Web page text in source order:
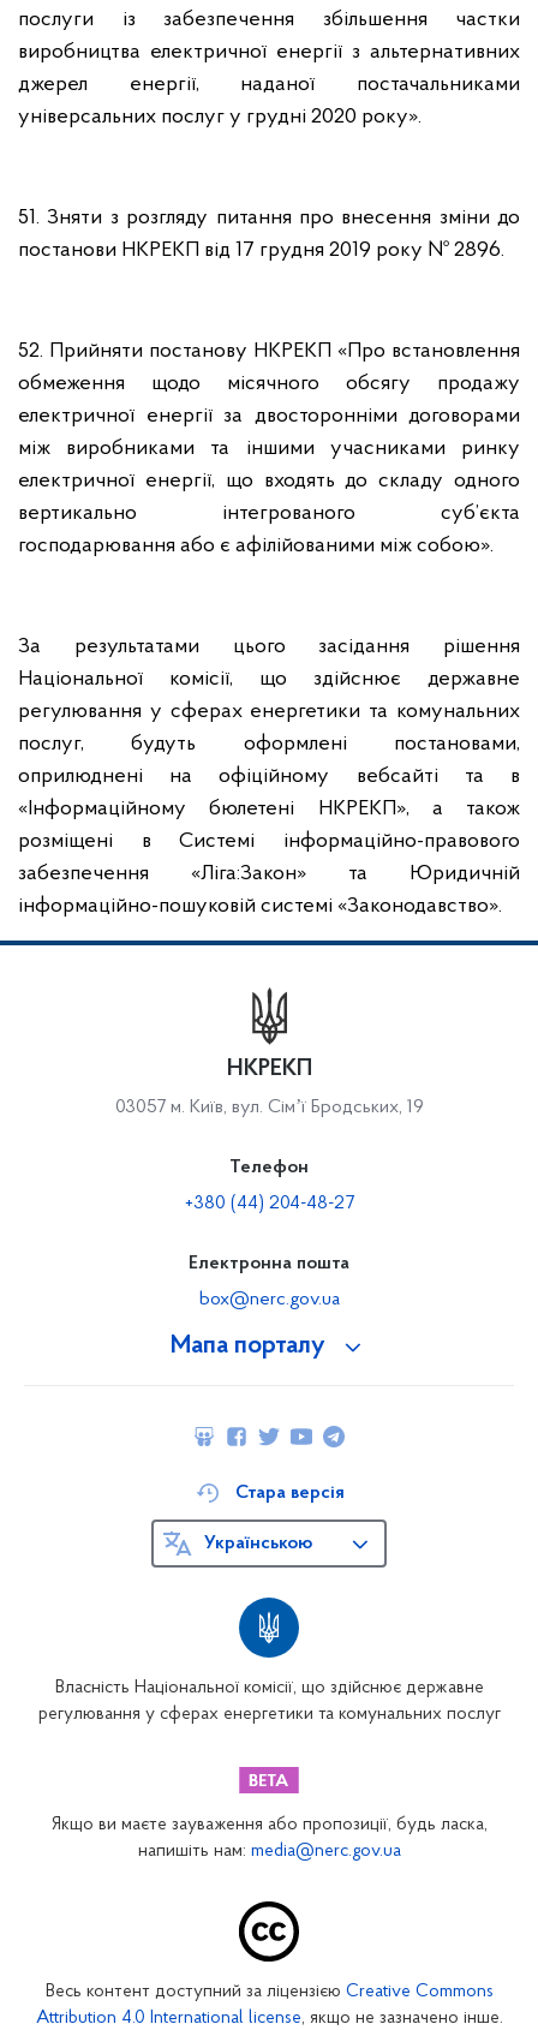
послуги із забезпечення збільшення частки
виробництва електричної енергії з альтернативних
джерел енергії, наданої постачальниками
універсальних послуг у грудні 2020 року».
51. Зняти з розгляду питання про внесення зміни до
постанови НКРЕКП від 17 грудня 2019 року № 2896.
52. Прийняти постанову НКРЕКП «Про встановлення
обмеження щодо місячного обсягу продажу
електричної енергії за двосторонніми договорами
між виробниками та іншими учасниками ринку
електричної енергії, що входять до складу одного
вертикально інтегрованого суб’єкта
господарювання або є афілійованими між собою».
За результатами цього засідання рішення
Національної комісії, що здійснює державне
регулювання у сферах енергетики та комунальних
послуг, будуть оформлені постановами,
оприлюднені на офіційному вебсайті та в
«Інформаційному бюлетені НКРЕКП», а також
розміщені в Системі інформаційно-правового
забезпечення «Ліга:Закон» та Юридичній
інформаційно-пошуковій системі «Законодавство».
Мапа порталу
НКРЕКП
03057 м. Київ, вул. Сімʼї Бродських, 19
Телефон
+380 (44) 204-48-27
Електронна пошта
box@nerc.gov.ua
Власність Національної комісії, що здійснює державне
регулювання у сферах енергетики та комунальних послуг
Стара версія
Українською
Якщо ви маєте зауваження або пропозиції, будь ласка,
напишіть нам: media@nerc.gov.ua
Весь контент доступний за ліцензією Creative Commons
Attribution 4.0 International license, якщо не зазначено інше.